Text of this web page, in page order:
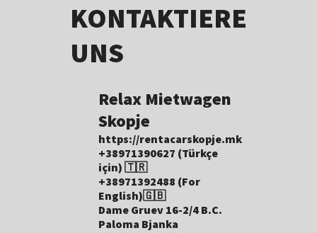
KONTAKTIERE
UNS
Relax Mietwagen
Skopje
https://rentacarskopje.mk
+38971390627 (Türkçe
için) 🇹🇷
+38971392488 (For
English)🇬🇧
Dame Gruev 16-2/4 B.C.
Paloma Bjanka